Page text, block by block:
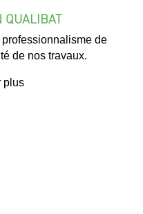
QUALIBAT
de
de nos travaux.
plus